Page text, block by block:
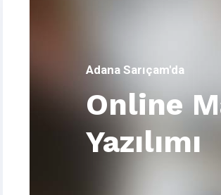
Adana Sarıçam'da
Online
Yazılımı